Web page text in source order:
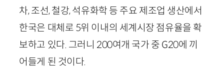
차, 조선, 철강, 석유화학 등 주요 제조업 생산에서
한국은 대체로 5위 이내의 세계시장 점유율을 확
보하고 있다. 그러니 200여개 국가 중 G20에 끼
어들게 된 것이다.